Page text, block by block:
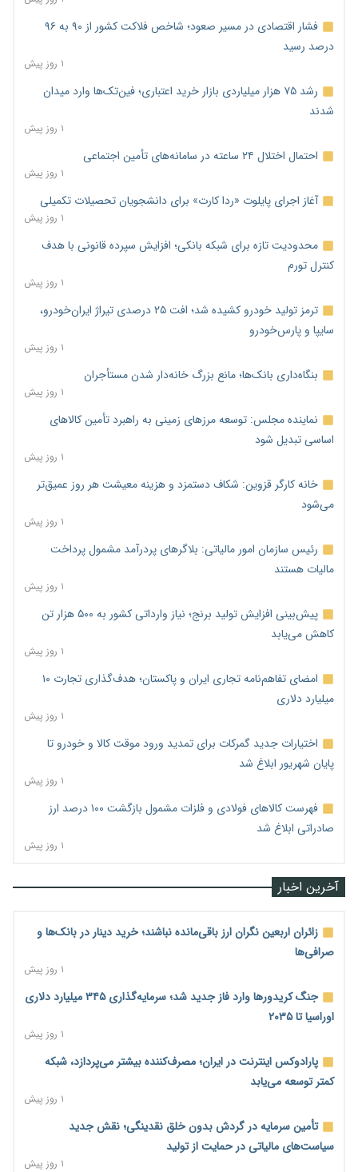
فشار اقتصادی در مسیر صعود؛ شاخص فلاکت کشور از ۹۰ به ۹۶
درصد رسید
۱ روز پیش
رشد ۷۵ هزار میلیاردی بازار خرید اعتباری؛ فین‌تک‌ها وارد میدان
شدند
۱ روز پیش
احتمال اختلال ۲۴ ساعته در سامانه‌های تأمین اجتماعی
۱ روز پیش
آغاز اجرای پایلوت «ردا کارت» برای دانشجویان تحصیلات تکمیلی
۱ روز پیش
محدودیت تازه برای شبکه بانکی؛ افزایش سپرده قانونی با هدف
کنترل تورم
۱ روز پیش
ترمز تولید خودرو کشیده شد؛ افت ۲۵ درصدی تیراژ ایران‌خودرو،
سایپا و پارس‌خودرو
۱ روز پیش
بنگاه‌داری بانک‌ها؛ مانع بزرگ خانه‌دار شدن مستأجران
۱ روز پیش
نماینده مجلس: توسعه مرزهای زمینی به راهبرد تأمین کالاهای
اساسی تبدیل شود
۱ روز پیش
خانه کارگر قزوین: شکاف دستمزد و هزینه معیشت هر روز عمیق‌تر
می‌شود
۱ روز پیش
رئیس سازمان امور مالیاتی: بلاگرهای پردرآمد مشمول پرداخت
مالیات هستند
۱ روز پیش
پیش‌بینی افزایش تولید برنج؛ نیاز وارداتی کشور به ۵۰۰ هزار تن
کاهش می‌یابد
۱ روز پیش
امضای تفاهم‌نامه تجاری ایران و پاکستان؛ هدف‌گذاری تجارت ۱۰
میلیارد دلاری
۱ روز پیش
اختیارات جدید گمرکات برای تمدید ورود موقت کالا و خودرو تا
پایان شهریور ابلاغ شد
۱ روز پیش
فهرست کالاهای فولادی و فلزات مشمول بازگشت ۱۰۰ درصد ارز
صادراتی ابلاغ شد
۱ روز پیش
آخرین اخبار
زائران اربعین نگران ارز باقی‌مانده نباشند؛ خرید دینار در بانک‌ها و
صرافی‌ها
۱ روز پیش
جنگ کریدورها وارد فاز جدید شد؛ سرمایه‌گذاری ۳۴۵ میلیارد دلاری
اوراسیا تا ۲۰۳۵
۱ روز پیش
پارادوکس اینترنت در ایران؛ مصرف‌کننده بیشتر می‌پردازد، شبکه
کمتر توسعه می‌یابد
۱ روز پیش
تأمین سرمایه در گردش بدون خلق نقدینگی؛ نقش جدید
سیاست‌های مالیاتی در حمایت از تولید
۱ روز پیش